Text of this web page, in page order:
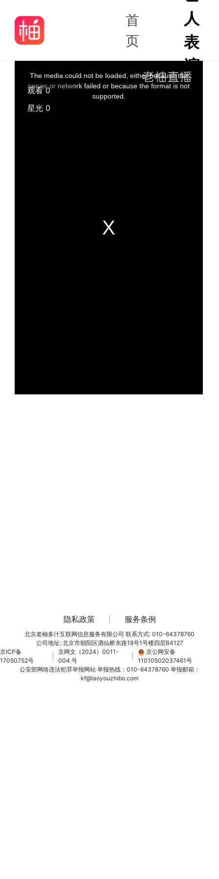
首
页
人
表
演
The media could not be loaded, either because the
server or network failed or because the format is not
supported.
观看 0
星光 0
隐私政策 服务条例
北京老柚多汁互联网信息服务有限公司 联系方式: 010-64378760
公司地址: 北京市朝阳区酒仙桥东路18号1号楼四层B4127
京ICP备
17050752号
京网文（2024）0011-
004 号
京公网安备
11010502037461号
公安部网络违法犯罪举报网站 举报热线：010-64378760 举报邮箱：
kf@laoyouzhibo.com